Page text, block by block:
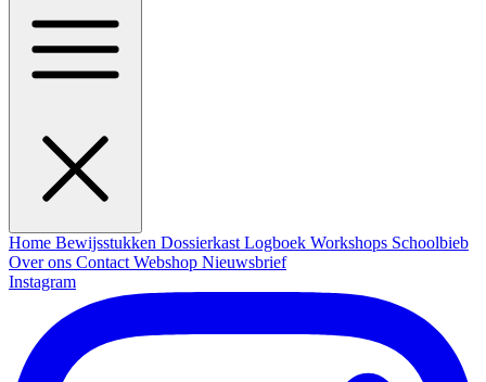
Home Bewijsstukken Dossierkast Logboek Workshops Schoolbieb
Over ons Contact Webshop Nieuwsbrief
Instagram